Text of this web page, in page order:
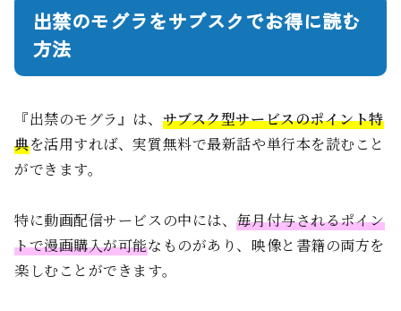
出禁のモグラをサブスクでお得に読む
方法
『出禁のモグラ』は、 サブスク型サービスのポイント特
典を活用すれば、実質無料で最新話や単行本を読むこと
ができます。
特に動画配信サービスの中には、毎月付与されるポイン
トで漫画購入が可能なものがあり、映像と書籍の両方を
楽しむことができます。